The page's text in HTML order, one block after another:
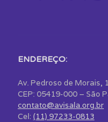
ENDEREÇO:
Av. Pedroso de Morais,
CEP: 05419-000 – São
contato@avisala.org.br
Cel: (11) 97233-0813